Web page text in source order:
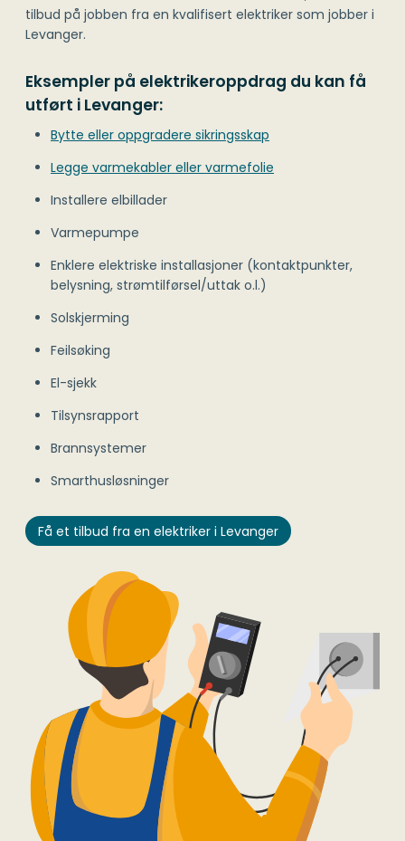
tilbud på jobben fra en kvalifisert elektriker som jobber i
Levanger.
Eksempler på elektrikeroppdrag du kan få
utført i Levanger:
Bytte eller oppgradere sikringsskap
Legge varmekabler eller varmefolie
Installere elbillader
Varmepumpe
Enklere elektriske installasjoner (kontaktpunkter,
belysning, strømtilførsel/uttak o.l.)
Solskjerming
Feilsøking
El-sjekk
Tilsynsrapport
Brannsystemer
Smarthusløsninger
Få et tilbud fra en elektriker i Levanger